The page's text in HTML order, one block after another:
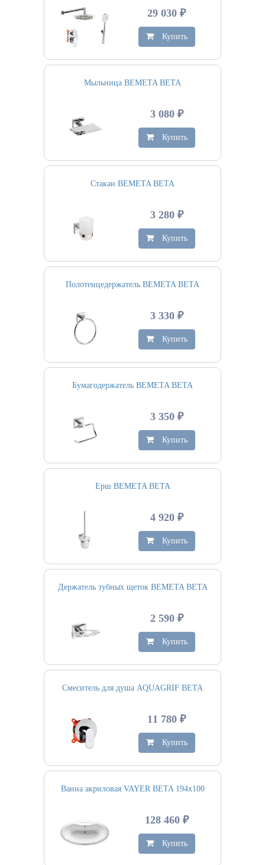
29 030 ₽
Купить
Мыльница BEMETA BETA
3 080 ₽
Купить
Стакан BEMETA BETA
3 280 ₽
Купить
Полотенцедержатель BEMETA BETA
3 330 ₽
Купить
Бумагодержатель BEMETA BETA
3 350 ₽
Купить
Ерш BEMETA BETA
4 920 ₽
Купить
Держатель зубных щеток BEMETA BETA
2 590 ₽
Купить
Смеситель для душа AQUAGRIF BETA
11 780 ₽
Купить
Ванна акриловая VAYER BETA 194х100
128 460 ₽
Купить